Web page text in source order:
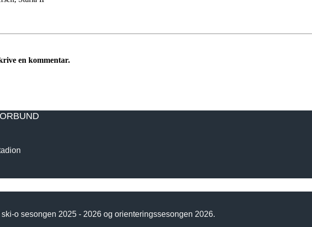
en kommentar.
o sesongen 2025 - 2026 og orienteringssesongen 2026.